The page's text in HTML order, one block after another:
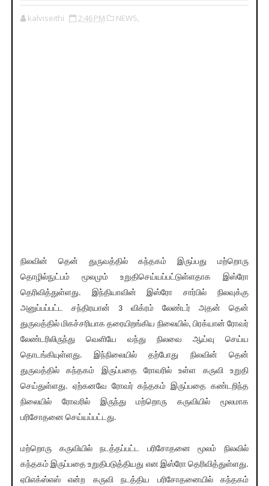
kalviseithi 2:46 PM NEWS,
நிலவின் தென் துருவத்தில் கந்தகம் இருப்பது மற்றொரு
தொழில்நுட்பம் மூலமும் உறுதிசெய்யப்பட்டுள்ளதாக இஸ்ரோ
தெரிவித்துள்ளது. இந்தியாவின் இஸ்ரோ சார்பில் நிலவுக்கு
அனுப்பப்பட்ட சந்திரயான் 3 விக்ரம் லேண்டர் அதன் தென்
துருவத்தில் மிகச்சரியாக தரையிறங்கிய நிலையில், பிரக்யான் ரோவர்
லேண்டரிலிருந்து வெளியே வந்து நிலவை ஆய்வு செய்ய
தொடங்கியுள்ளது. இந்நிலையில் தற்போது நிலவின் தென்
துருவத்தில் கந்தகம் இருப்பதை ரோவரில் உள்ள கருவி உறுதி
செய்துள்ளது. ஏற்கனவே ரோவர் கந்தகம் இருப்பதை கண்டறிந்த
நிலையில் ரோவரில் இருந்து மற்றொரு கருவியில் மூலமாக
பரிசோதனை செய்யப்பட்டது.
மற்றொரு கருவியில் நடத்தப்பட்ட பரிசோதனை மூலம் நிலவில்
கந்தகம் இருப்பதை உறுதிபடுத்தியது என இஸ்ரோ தெரிவித்துள்ளது.
ஏபிஎக்ஸ்எஸ் என்ற கருவி நடத்திய பரிசோதனையில் கந்தகம்